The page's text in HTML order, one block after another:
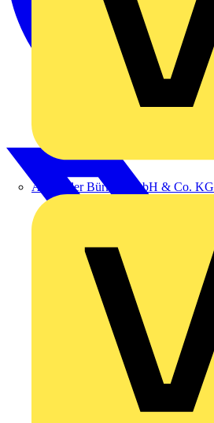
Alexander Bürkle GmbH & Co. KG